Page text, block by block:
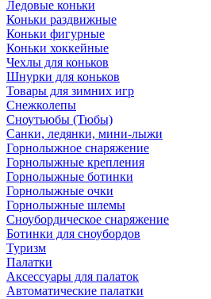
Ледовые коньки
Коньки раздвижные
Коньки фигурные
Коньки хоккейные
Чехлы для коньков
Шнурки для коньков
Товары для зимних игр
Снежколепы
Сноутьюбы (Тюбы)
Санки, ледянки, мини-лыжи
Горнолыжное снаряжение
Горнолыжные крепления
Горнолыжные ботинки
Горнолыжные очки
Горнолыжные шлемы
Сноубордическое снаряжение
Ботинки для сноубордов
Туризм
Палатки
Аксессуары для палаток
Автоматические палатки